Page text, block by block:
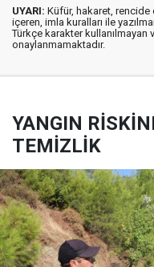
UYARI: Küfür, hakaret, rencide
içeren, imla kuralları ile
Türkçe karakter kullanılmayan
onaylanmamaktadır.
YANGIN
TEMİZLİK